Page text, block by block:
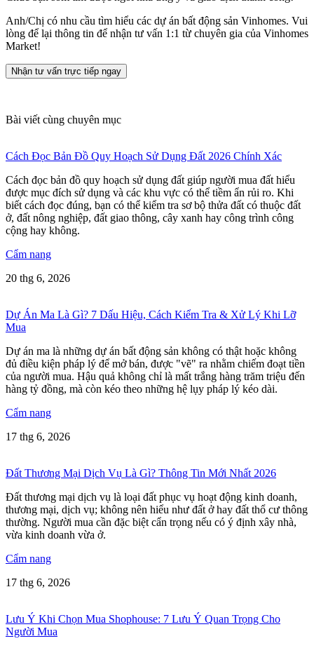
Anh/Chị có nhu cầu tìm hiểu các dự án bất động sản Vinhomes. Vui
lòng để lại thông tin để nhận tư vấn 1:1 từ chuyên gia của Vinhomes
Market!
Nhận tư vấn trực tiếp ngay
Bài viết cùng chuyên mục
Cách Đọc Bản Đồ Quy Hoạch Sử Dụng Đất 2026 Chính Xác
Cách đọc bản đồ quy hoạch sử dụng đất giúp người mua đất hiểu
được mục đích sử dụng và các khu vực có thể tiềm ẩn rủi ro. Khi
biết cách đọc đúng, bạn có thể kiểm tra sơ bộ thửa đất có thuộc đất
ở, đất nông nghiệp, đất giao thông, cây xanh hay công trình công
cộng hay không.
Cẩm nang
20 thg 6, 2026
Dự Án Ma Là Gì? 7 Dấu Hiệu, Cách Kiểm Tra & Xử Lý Khi Lỡ
Mua
Dự án ma là những dự án bất động sản không có thật hoặc không
đủ điều kiện pháp lý để mở bán, được "vẽ" ra nhằm chiếm đoạt tiền
của người mua. Hậu quả không chỉ là mất trắng hàng trăm triệu đến
hàng tỷ đồng, mà còn kéo theo những hệ lụy pháp lý kéo dài.
Cẩm nang
17 thg 6, 2026
Đất Thương Mại Dịch Vụ Là Gì? Thông Tin Mới Nhất 2026
Đất thương mại dịch vụ là loại đất phục vụ hoạt động kinh doanh,
thương mại, dịch vụ; không nên hiểu như đất ở hay đất thổ cư thông
thường. Người mua cần đặc biệt cẩn trọng nếu có ý định xây nhà,
vừa kinh doanh vừa ở.
Cẩm nang
17 thg 6, 2026
Lưu Ý Khi Chọn Mua Shophouse: 7 Lưu Ý Quan Trọng Cho
Người Mua